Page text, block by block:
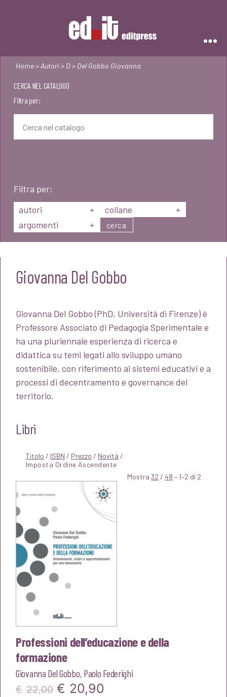
Home> Autori> D> Del Gobbo Giovanna
CERCA NEL CATALOGO
Filtra per:
Filtra per:
autori
+ collane
+
argomenti
+ cerca
Giovanna Del Gobbo
Giovanna Del Gobbo (PhD, Università di Firenze) è
Professore Associato di Pedagogia Sperimentale e
ha una pluriennale esperienza di ricerca e
didattica su temi legati allo sviluppo umano
sostenibile, con riferimento ai sistemi educativi e a
processi di decentramento e governance del
territorio.
Libri
Titolo / ISBN / Prezzo / Novità /
Mostra 32 / 48 – 1–2 di 2
Professioni dell’educazione e della
formazione
Giovanna Del Gobbo, Paolo Federighi
€ 22,00 Il
€ 20,90